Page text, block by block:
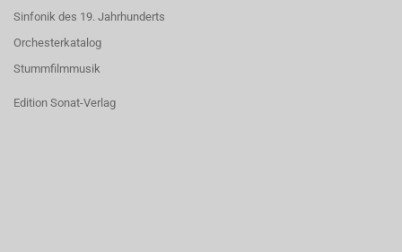
Sinfonik des 19. Jahrhunderts
Orchesterkatalog
Stummfilmmusik
Edition Sonat-Verlag